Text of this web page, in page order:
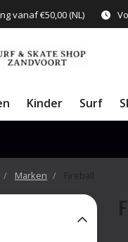
vanaf €50,00 (NL)
Kinder Surf
Marken Fireball